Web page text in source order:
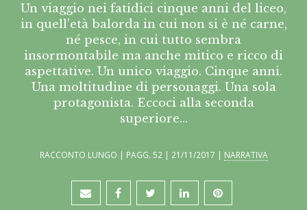
Un viaggio nei fatidici cinque anni del liceo,
in quell’età balorda in cui non si è né carne,
né pesce, in cui tutto sembra
insormontabile ma anche mitico e ricco di
aspettative. Un unico viaggio. Cinque anni.
Una moltitudine di personaggi. Una sola
protagonista. Eccoci alla seconda
superiore...
RACCONTO LUNGO | PAGG. 52 | 21/11/2017 | NARRATIVA